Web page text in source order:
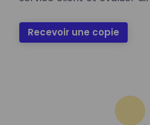
Recevoir une copie